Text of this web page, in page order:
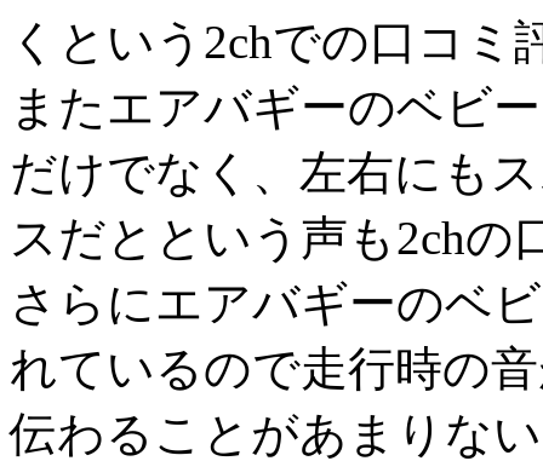
くという2chでの口コ
またエアバギーのベビ
だけでなく、左右にも
スだとという声も2chの
さらにエアバギーのベ
れているので走行時の
伝わることがあまりな